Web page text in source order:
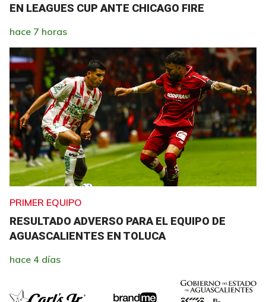
EN LEAGUES CUP ANTE CHICAGO FIRE
hace 7 horas
PRIMER EQUIPO
RESULTADO ADVERSO PARA EL EQUIPO DE
AGUASCALIENTES EN TOLUCA
hace 4 días